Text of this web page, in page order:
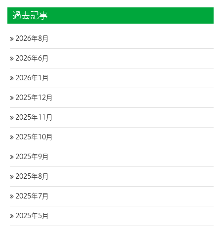
過去記事
2026年8月
2026年6月
2026年1月
2025年12月
2025年11月
2025年10月
2025年9月
2025年8月
2025年7月
2025年5月